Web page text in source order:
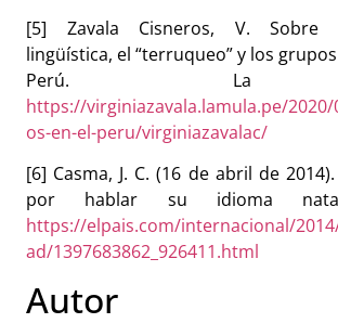
[5] Zavala Cisneros, V. Sobre
lingüística, el “terruqueo” y los
Perú. La
https://virginiazavala.lamula.pe/
os-en-el-peru/virginiazavalac/
[6] Casma, J. C. (16 de abril de
por hablar su idioma
https://elpais.com/internacional/
ad/1397683862_926411.html
Autor